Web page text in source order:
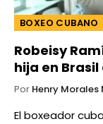
BOXEO CUBANO
Robeisy
hija en
Por Henry Morales
El boxeador